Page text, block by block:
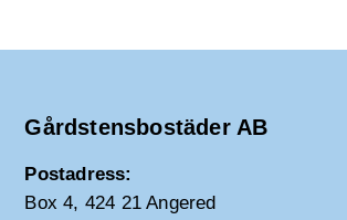
u
Gårdstensbostäder AB
Postadress:
Box 4, 424 21 Angered